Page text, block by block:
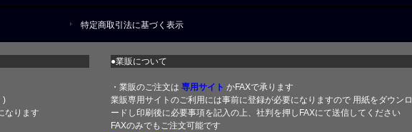
特定商取引法に基づく表示
●業販について
)
なります
・業販のご注文は 専用サイト かFAXで承ります
業販専用サイトのご利用には事前に登録が必要になりますので 用紙をダウンロ
ードし印刷後に必要事項を記入の上、社判を押しFAXにて送信してください
FAXのみでもご注文可能です